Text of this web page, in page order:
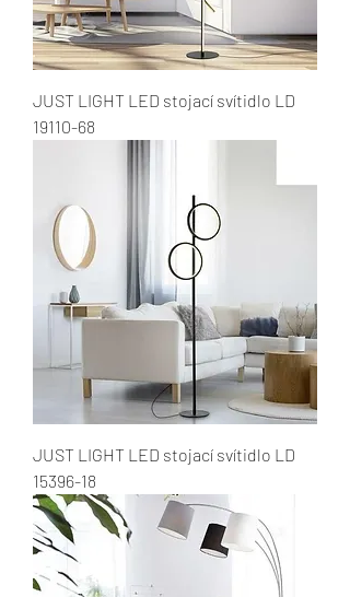
JUST LIGHT LED stojací svítidlo LD
19110-68
JUST LIGHT LED stojací svítidlo LD
15396-18